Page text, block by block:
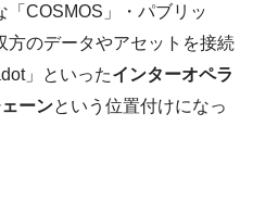
「COSMOS」・パブリッ
方のデータやアセットを接続
」といったインターオペラ
ーンという位置付けになっ